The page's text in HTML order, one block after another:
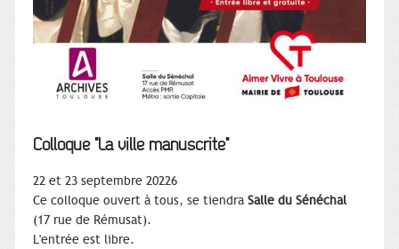
Colloque "La ville manuscrite"
22 et 23 septembre 20226
Ce colloque ouvert à tous, se tiendra Salle du Sénéchal
(17 rue de Rémusat).
L'entrée est libre.